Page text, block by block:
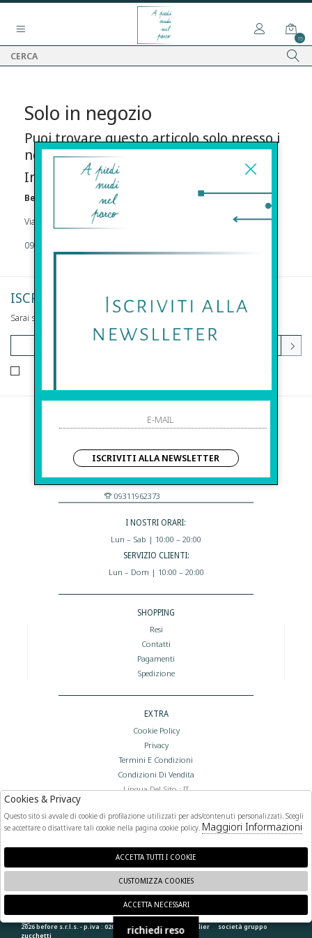
15
Solo in negozio
Puoi trovare questo articolo solo presso i
nostri punti vendita:
Info contatti
Before s.r.l.s.
Via Della Maestranza , 23 96100 Siracusa
09311962373
ISCRIVITI ALLA NEWSLETTER
Sarai sempre aggiornato su offerte e promozioni.
Before S.r.l.s.
Via Della Maestranza , 23
96100 Siracusa - Italia
Eshop@apiedinudinelparcoboutique.com
09311962373
I NOSTRI ORARI:
Lun – Sab | 10:00 – 20:00
SERVIZIO CLIENTI:
Lun – Dom | 10:00 – 20:00
SHOPPING
Resi
Contatti
Pagamenti
Spedizione
EXTRA
Cookie Policy
Privacy
Termini E Condizioni
Condizioni Di Vendita
Lingua Del Sito : IT
FOLLOW US
2026 before s.r.l.s. - p.iva : 02066400892 powered by atelier società gruppo
zucchetti
🍪
ISCRIVITI ALLA NEWSLETTER
richiedi reso
Cookies & Privacy
Questo sito si avvale di cookie di profilazione utilizzati per ads/contenuti personalizzati. Scegli
se accettare o disattivare tali cookie nella pagina cookie policy. Maggiori Informazioni
ACCETTA TUTTI I COOKIE
CUSTOMIZZA COOKIES
ACCETTA NECESSARI